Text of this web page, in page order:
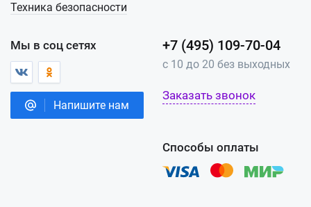
Техника безопасности
Мы в соц сетях
Напишите нам
+7 (495) 109-70-04
с 10 до 20 без выходных
Заказать звонок
Способы оплаты